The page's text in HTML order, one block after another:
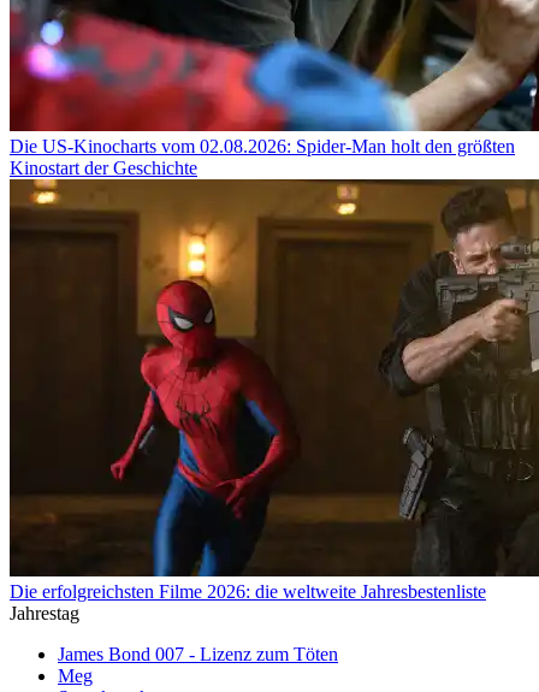
Die US-Kinocharts vom 02.08.2026: Spider-Man holt den größten
Kinostart der Geschichte
Die erfolgreichsten Filme 2026: die weltweite Jahresbestenliste
Jahrestag
James Bond 007 - Lizenz zum Töten
Meg